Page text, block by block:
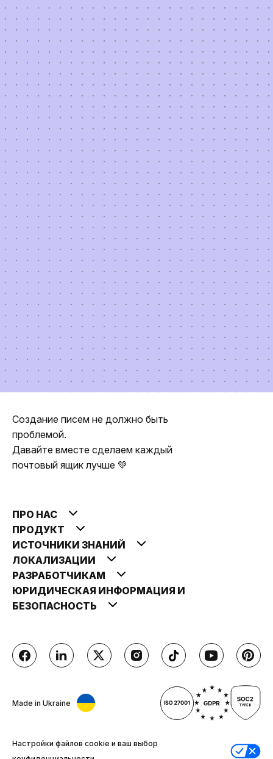
Создание писем не должно быть
проблемой.
Давайте вместе сделаем каждый
почтовый ящик лучше 💚
ПРО НАС
ПРОДУКТ
ИСТОЧНИКИ ЗНАНИЙ
ЛОКАЛИЗАЦИИ
РАЗРАБОТЧИКАМ
ЮРИДИЧЕСКАЯ ИНФОРМАЦИЯ И
БЕЗОПАСНОСТЬ
Made in Ukraine
Настройки файлов cookie и ваш выбор